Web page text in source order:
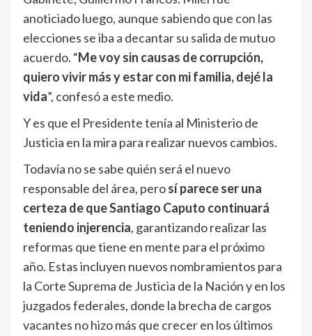
anoticiado luego, aunque sabiendo que con las
elecciones se iba a decantar su salida de mutuo
acuerdo. “Me voy sin causas de corrupción,
quiero vivir más y estar con mi familia, dejé la
vida”, confesó a este medio.
Y es que el Presidente tenía al Ministerio de
Justicia en la mira para realizar nuevos cambios.
Todavía no se sabe quién será el nuevo
responsable del área, perosí parece ser una
certeza de que Santiago Caputo continuará
teniendo injerencia, garantizando realizar las
reformas que tiene en mente para el próximo
año. Estas incluyen nuevos nombramientos para
la Corte Suprema de Justicia de la Nación y en los
juzgados federales, donde la brecha de cargos
vacantes no hizo más que crecer en los últimos